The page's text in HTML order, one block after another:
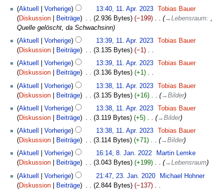
April
2023
Aktuell Vorherige 13:40, 11. Apr. 2023
Tobias Bauer
Diskussion
Beiträge 2.936 Bytes −199 ‎ →Lebensraum:
Quelle gelöscht, da Schwachsinn
Aktuell
Vorherige 13:39, 11. Apr. 2023
Tobias Bauer
Diskussion
Beiträge 3.135 Bytes −1 ‎
K
e
n
e
B
e
r
b
e
i
t
u
Aktuell Vorherige 13:39, 11. Apr. 2023
Tobias Bauer
Diskussion
Beiträge 3.136 Bytes +1 ‎
K
e
n
e
B
e
r
b
e
i
Aktuell Vorherige 13:38, 11. Apr. 2023
Tobias Bauer
Diskussion
Beiträge 3.135 Bytes +16 ‎ →Bilder
Aktuell
Vorherige 13:38, 11. Apr. 2023
Tobias Bauer
Diskussion
Beiträge 3.119 Bytes +5 ‎ →Bilder
Aktuell
Vorherige 13:38, 11. Apr. 2023
Tobias Bauer
Diskussion
Beiträge 3.114 Bytes +71 ‎ →Bilder
8.
Januar
Aktuell Vorherige 16:14, 8. Jan. 2022
Martin Lemke
Diskussion
Beiträge 3.043 Bytes +199 ‎ →Lebensraum
Januar
Aktuell Vorherige 21:47, 23. Jan. 2020
Michael Hohner
Diskussion
Beiträge 2.844 Bytes −137 ‎